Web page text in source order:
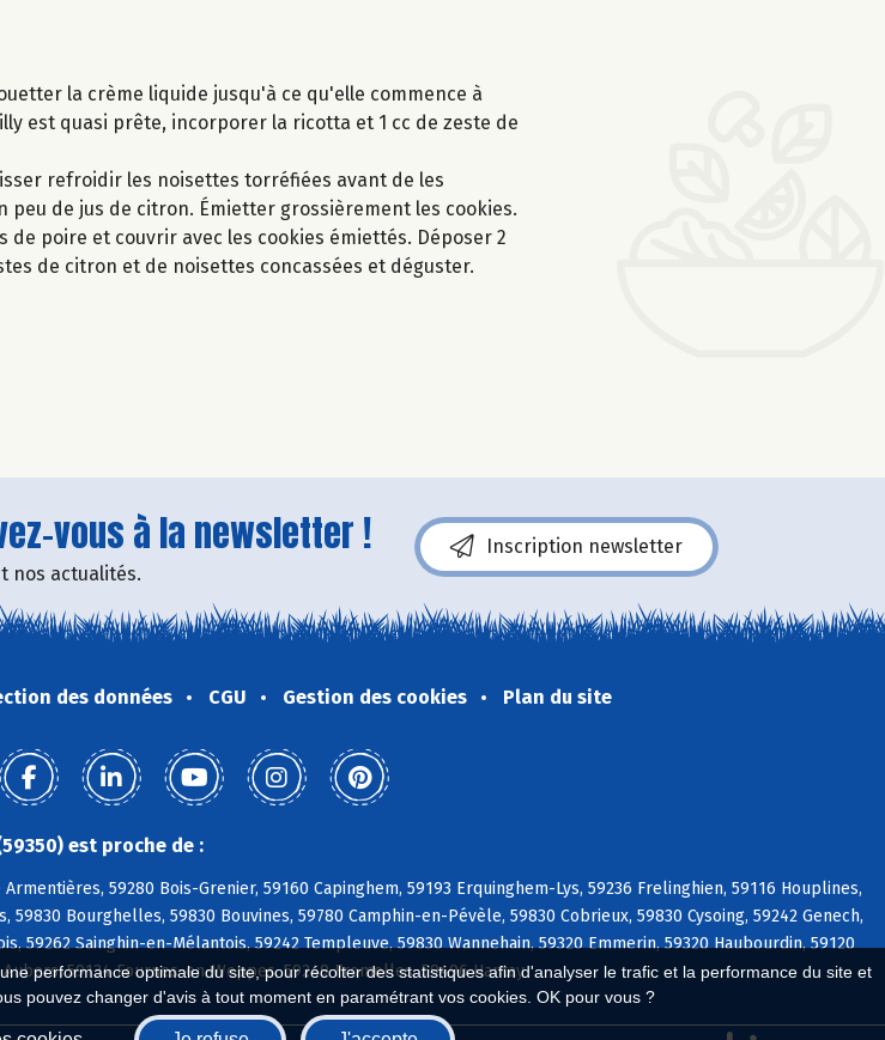
performance optimale du site, pour récolter des statistiques afin d'analyser le trafic et la performance du site et
pouvez changer d'avis à tout moment en paramétrant vos cookies. OK pour vous ?
la crème liquide jusqu'à ce qu'elle commence à
est quasi prête, incorporer la ricotta et 1 cc de zeste de
refroidir les noisettes torréfiées avant de les
de jus de citron. Émietter grossièrement les cookies.
poire et couvrir avec les cookies émiettés. Déposer 2
de citron et de noisettes concassées et déguster.
vous à la newsletter !
nos actualités.
Inscription newsletter
des données CGU Gestion des cookies Plan du site
est proche de :
59280 Bois-Grenier, 59160 Capinghem, 59193 Erquinghem-Lys, 59236 Frelinghien, 59116 Houplines,
59830 Bourghelles, 59830 Bouvines, 59780 Camphin-en-Pévèle, 59830 Cobrieux, 59830 Cysoing, 59242 Genech,
59262 Sainghin-en-Mélantois, 59242 Templeuve, 59830 Wannehain, 59320 Emmerin, 59320 Haubourdin, 59120
Aubers, 59134 Fournes-en-Weppes, 59249 Fromelles, 59496 Hantay